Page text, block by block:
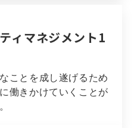
ィマネジメント1
ことを成し遂げるため
働きかけていくことが